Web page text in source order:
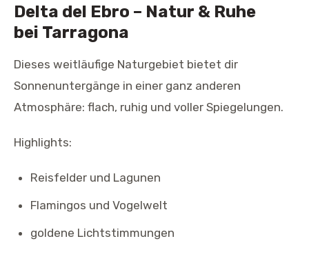
Delta del Ebro – Natur & Ruhe
bei Tarragona
Dieses weitläufige Naturgebiet bietet dir
Sonnenuntergänge in einer ganz anderen
Atmosphäre: flach, ruhig und voller Spiegelungen.
Highlights:
Reisfelder und Lagunen
Flamingos und Vogelwelt
goldene Lichtstimmungen